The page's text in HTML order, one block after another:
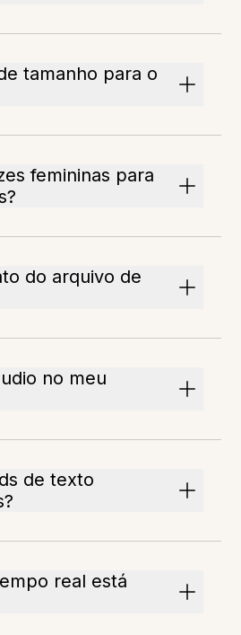
tamanho para o
femininas para
do arquivo de
no meu
de texto
real está